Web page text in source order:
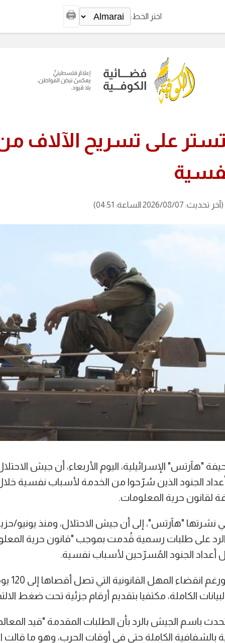
اختر الخط: 🖨️
على تسريح الآلاف
الإسرائيلية، اليوم الأربعاء، أن جيش
الجنود الذين سُرّحوا من الخدمة لأسباب نفسية
لقانون حرية المعلومات.
نشرتها "هآرتس"، إلى أن جيش الاحتلال، ومنذ يونيو/
على طلبات رسمية قُدمت بموجب "قانون حرية
الجنود المُسرّحين لأسباب نفسية.
وقالت
الكاملة، مكتفيا بتقديم أرقام جزئية تحت ضغط
باسم الجيش بالرد بأن الطلبات المقدمة "قيد
الكاملة حتى في أوقات الحرب، وهو ما قالت